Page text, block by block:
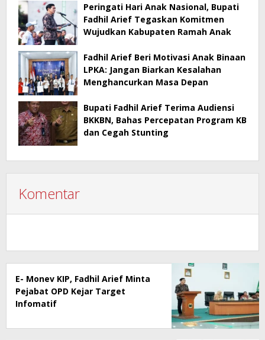
Peringati Hari Anak Nasional, Bupati
Fadhil Arief Tegaskan Komitmen
Wujudkan Kabupaten Ramah Anak
Fadhil Arief Beri Motivasi Anak Binaan
LPKA: Jangan Biarkan Kesalahan
Menghancurkan Masa Depan
Bupati Fadhil Arief Terima Audiensi
BKKBN, Bahas Percepatan Program KB
dan Cegah Stunting
Komentar
E- Monev KIP, Fadhil Arief Minta
Pejabat OPD Kejar Target
Infomatif